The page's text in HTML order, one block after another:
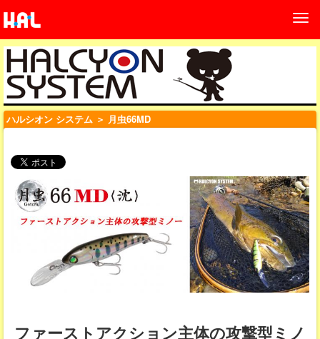
ハルシオン システム ＞ 月虫66MD
ファーストアクション主体の攻撃型ミノ